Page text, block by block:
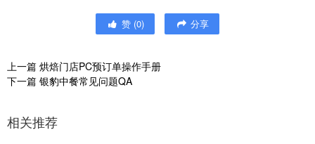
赞 (0) 分享
上一篇 烘焙门店PC预订单操作手册
下一篇 银豹中餐常见问题QA
相关推荐